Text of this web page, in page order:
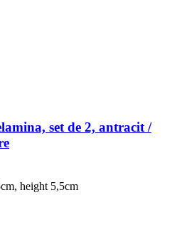
set de 2, antracit /
height 5,5cm